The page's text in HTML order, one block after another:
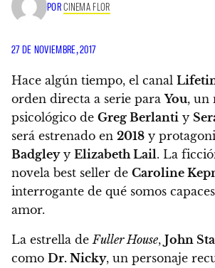
PORCINEMA FLOR
27 DE NOVIEMBRE, 2017
Hace algún tiempo, el canal
orden directa a serie paraYou, un
psicológico de Greg Berlanti y
será estrenado en 2018 y
Badgleyy Elizabeth Lail. La
novela best seller de Caroline
interrogante de qué somos
amor.
La estrella de Fuller House, John
como Dr. Nicky, un personaje